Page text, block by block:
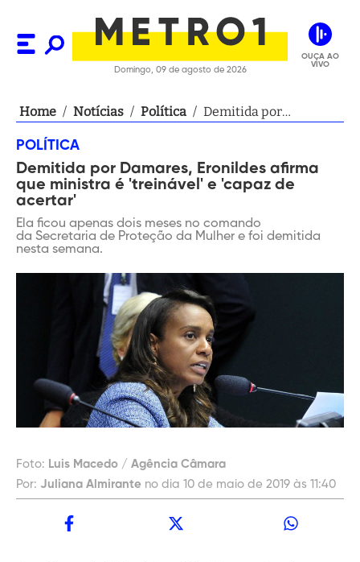
Domingo, 09 de agosto de 2026
OUÇA AO
VIVO
Home / Notícias / Política / Demitida por
'treinável' e 'capaz de
acertar'
POLÍTICA
Demitida por Damares, Eronildes afirma
que ministra é 'treinável' e 'capaz de
acertar'
Ela ficou apenas dois meses no comando
da Secretaria de Proteção da Mulher e foi demitida
nesta semana.
Foto: Luis Macedo / Agência Câmara
Por: Juliana Almirante no dia 10 de maio de 2019 às 11:40